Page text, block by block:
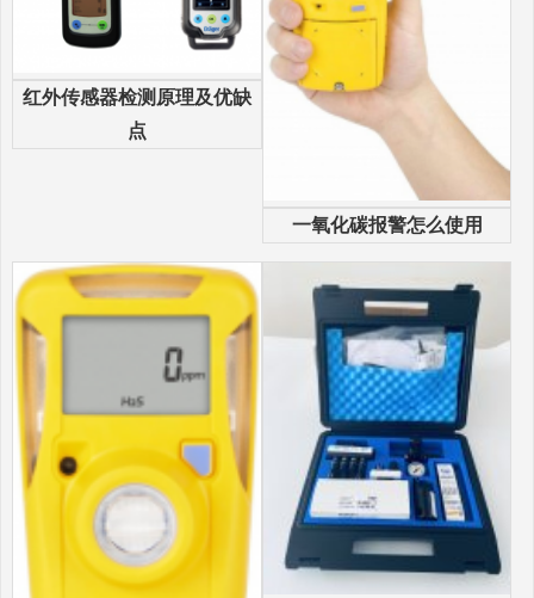
红外传感器检测原理及优缺
点
一氧化碳报警怎么使用